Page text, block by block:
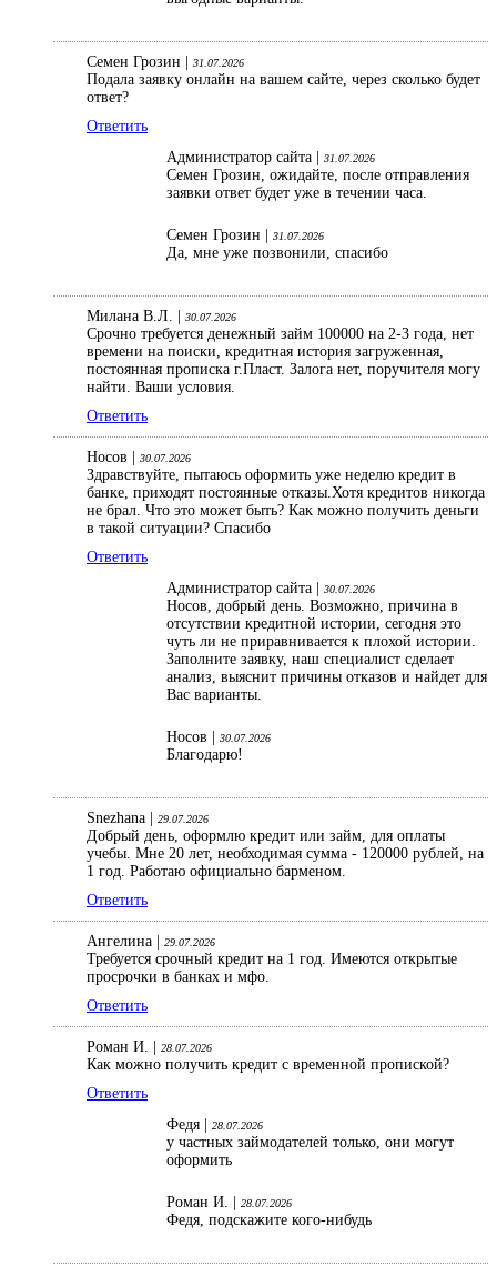
Семен Грозин | 31.07.2026
Подала заявку онлайн на вашем сайте, через сколько будет
ответ?
Ответить
Администратор сайта |
31.07.2026
Семен Грозин, ожидайте, после отправления
заявки ответ будет уже в течении часа.
Семен Грозин | 31.07.2026
Да, мне уже позвонили, спасибо
Милана В.Л. | 30.07.2026
Срочно требуется денежный займ 100000 на 2-3 года, нет
времени на поиски, кредитная история загруженная,
постоянная прописка г.Пласт. Залога нет, поручителя могу
найти. Ваши условия.
Ответить
Носов | 30.07.2026
Здравствуйте, пытаюсь оформить уже неделю кредит в
банке, приходят постоянные отказы.Хотя кредитов никогда
не брал. Что это может быть? Как можно получить деньги
в такой ситуации? Спасибо
Ответить
Администратор сайта |
30.07.2026
Носов, добрый день. Возможно, причина в
отсутствии кредитной истории, сегодня это
чуть ли не приравнивается к плохой истории.
Заполните заявку, наш специалист сделает
анализ, выяснит причины отказов и найдет для
Вас варианты.
Носов | 30.07.2026
Благодарю!
Snezhana | 29.07.2026
Добрый день, оформлю кредит или займ, для оплаты
учебы. Мне 20 лет, необходимая сумма - 120000 рублей, на
1 год. Работаю официально барменом.
Ответить
Ангелина | 29.07.2026
Требуется срочный кредит на 1 год. Имеются открытые
просрочки в банках и мфо.
Ответить
Роман И. | 28.07.2026
Как можно получить кредит с временной пропиской?
Ответить
Федя |
28.07.2026
у частных займодателей только, они могут
оформить
Роман И. | 28.07.2026
Федя, подскажите кого-нибудь